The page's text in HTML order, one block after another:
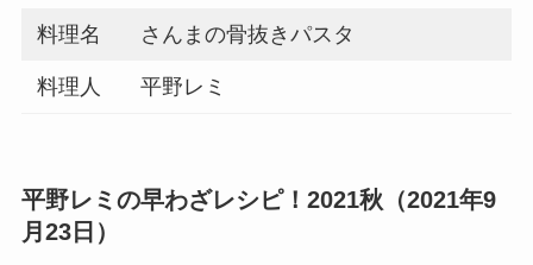
料理名 さんまの骨抜きパスタ
料理人 平野レミ
平野レミの早わざレシピ！2021秋（2021年9
月23日）